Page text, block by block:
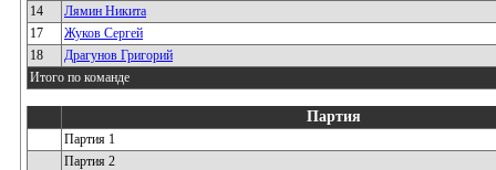
14
Лямин Никита
17
Жуков Сергей
18
Драгунов Григорий
Итого по команде
Партия
Партия 1
Партия 2